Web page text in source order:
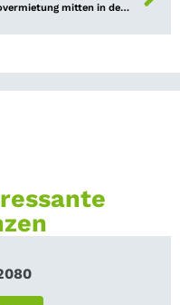
Bürovermietung mitten in der Stadt